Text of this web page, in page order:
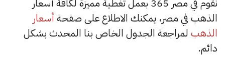
الذهب في مصر، يمكنك الاطلاع على صفحة أسعار
الذهب لمراجعة الجدول الخاص بنا المحدث بشكل
دائم.